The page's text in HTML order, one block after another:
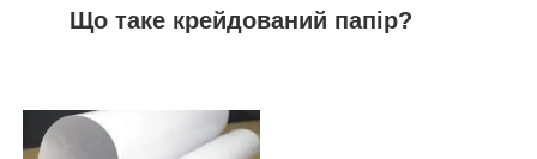
Що таке крейдований папір?